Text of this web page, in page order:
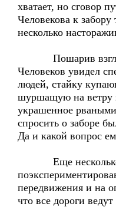
хватает, но сговор
Человекова к забору
несколько
Пошарив
Человеков увидел
людей, стайку
шуршащую на ветру
украшенное
спросить о заборе
Да и какой вопрос
Еще несколько
передвижения и на
что все дороги